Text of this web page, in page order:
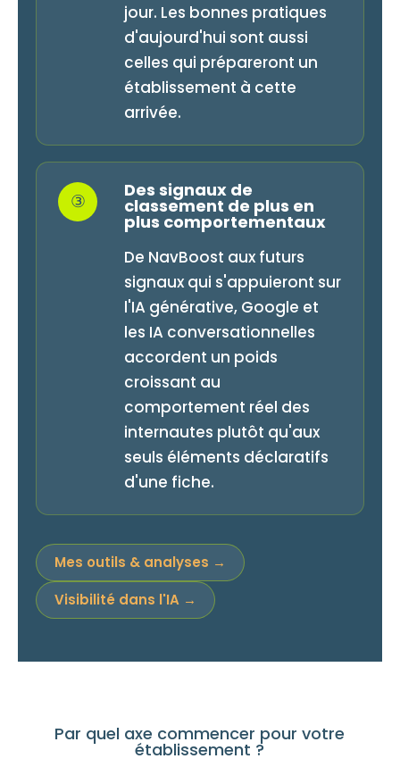
jour. Les bonnes pratiques
d'aujourd'hui sont aussi
celles qui prépareront un
établissement à cette
arrivée.
③ Des signaux de
classement de plus en
plus comportementaux
De NavBoost aux futurs
signaux qui s'appuieront sur
l'IA générative, Google et
les IA conversationnelles
accordent un poids
croissant au
comportement réel des
internautes plutôt qu'aux
seuls éléments déclaratifs
d'une fiche.
Mes outils & analyses →
Visibilité dans l'IA →
Par quel axe commencer pour votre
établissement ?